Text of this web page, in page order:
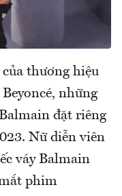
thương hiệu
những
đặt riêng
Nữ diễn viên
váy Balmain
phim